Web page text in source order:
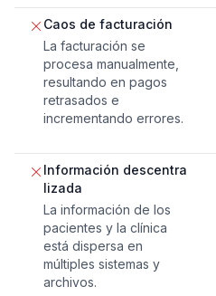
Caos de facturación
La facturación se
procesa manualmente,
resultando en pagos
retrasados e
incrementando errores.
Información descentra
lizada
La información de los
pacientes y la clínica
está dispersa en
múltiples sistemas y
archivos.